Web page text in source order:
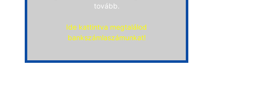
tovább.
Ide kattintva megtalálod
bankszámlaszámunkat!